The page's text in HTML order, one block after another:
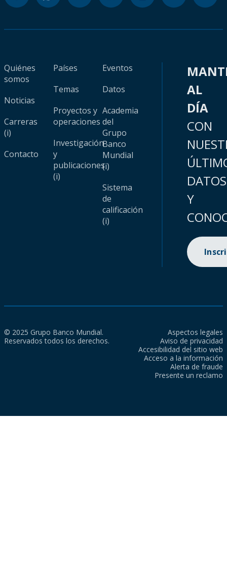
Quiénes
somos
Noticias
Carreras
(i)
Contacto
Países
Temas
Proyectos y
operaciones
Investigación
y
publicaciones
(i)
Eventos
Datos
Academia
del
Grupo
Banco
Mundial
(i)
Sistema
de
calificación
(i)
AL
DÍA
CON
DATOS
Y
© 2025 Grupo Banco Mundial.
Reservados todos los derechos.
Aspectos legales
Aviso de privacidad
Accesibilidad del sitio web
Acceso a la información
Alerta de fraude
Presente un reclamo